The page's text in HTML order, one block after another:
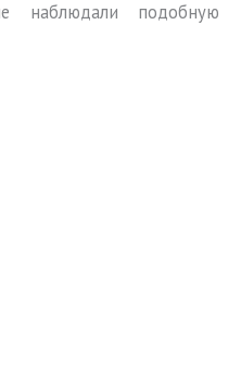
наблюдали подобную